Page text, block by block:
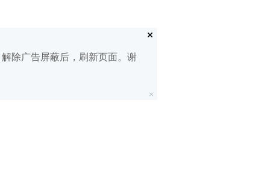
除广告屏蔽后，刷新页面。谢